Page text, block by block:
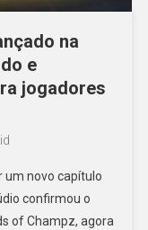
na
e
jogadores
um novo capítulo
confirmou o
of Champz, agora